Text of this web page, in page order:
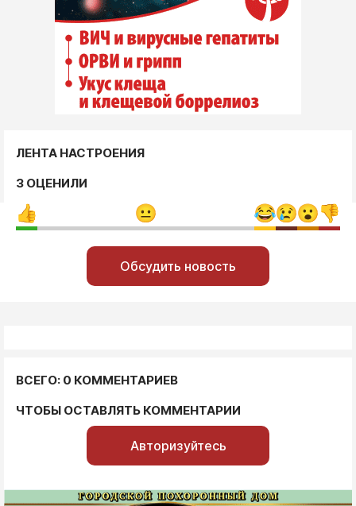
ЛЕНТА НАСТРОЕНИЯ
3 ОЦЕНИЛИ
Обсудить новость
ВСЕГО: 0 КОММЕНТАРИЕВ
ЧТОБЫ ОСТАВЛЯТЬ КОММЕНТАРИИ
Авторизуйтесь